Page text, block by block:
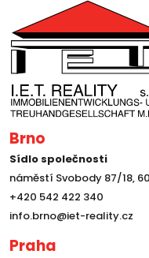
Brno
Sídlo společnosti
náměstí Svobody 87/18,
+420 542 422 340
info.brno@iet-reality.cz
Praha